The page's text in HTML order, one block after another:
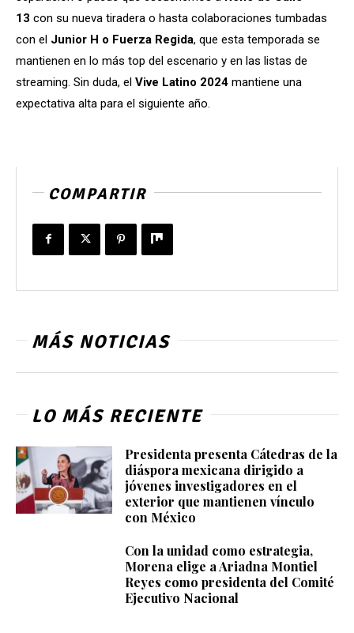
13 con su nueva tiradera o hasta colaboraciones tumbadas
con el Junior H o Fuerza Regida, que esta temporada se
mantienen en lo más top del escenario y en las listas de
streaming. Sin duda, el Vive Latino 2024 mantiene una
expectativa alta para el siguiente año.
COMPARTIR
MÁS NOTICIAS
LO MÁS RECIENTE
Presidenta presenta Cátedras de la
diáspora mexicana dirigido a
jóvenes investigadores en el
exterior que mantienen vínculo
con México
Con la unidad como estrategia,
Morena elige a Ariadna Montiel
Reyes como presidenta del Comité
Ejecutivo Nacional